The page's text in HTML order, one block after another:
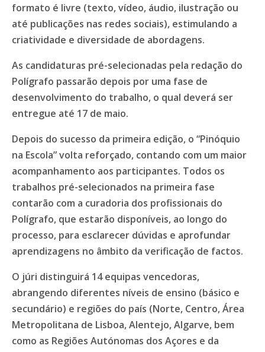
formato é livre (texto, vídeo, áudio, ilustração ou
até publicações nas redes sociais), estimulando a
criatividade e diversidade de abordagens.
As candidaturas pré-selecionadas pela redação do
Polígrafo passarão depois por uma fase de
desenvolvimento do trabalho, o qual deverá ser
entregue até 17 de maio.
Depois do sucesso da primeira edição, o “Pinóquio
na Escola” volta reforçado, contando com um maior
acompanhamento aos participantes. Todos os
trabalhos pré-selecionados na primeira fase
contarão com a curadoria dos profissionais do
Polígrafo, que estarão disponíveis, ao longo do
processo, para esclarecer dúvidas e aprofundar
aprendizagens no âmbito da verificação de factos.
O júri distinguirá 14 equipas vencedoras,
abrangendo diferentes níveis de ensino (básico e
secundário) e regiões do país (Norte, Centro, Área
Metropolitana de Lisboa, Alentejo, Algarve, bem
como as Regiões Autónomas dos Açores e da